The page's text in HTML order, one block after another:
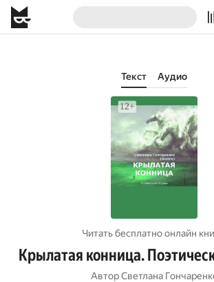
Текст Аудио
Читать бесплатно онлайн
Крылатая конница.
Автор Светлана